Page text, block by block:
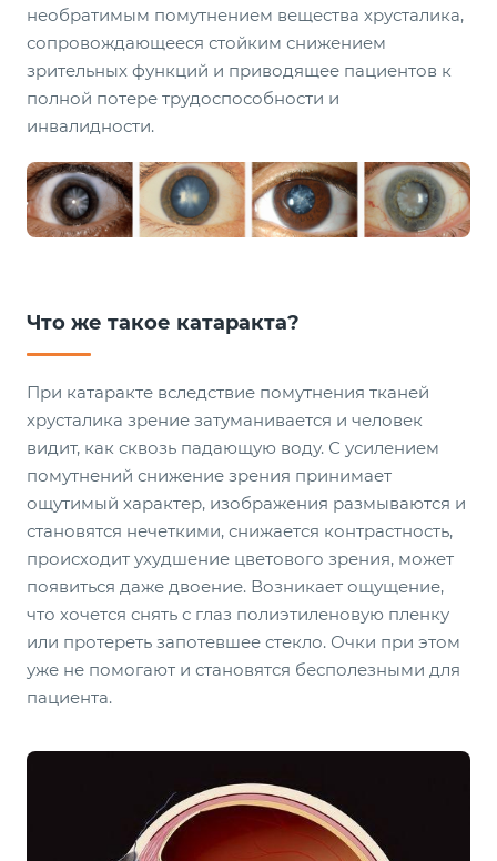
необратимым помутнением вещества хрусталика,
сопровождающееся стойким снижением
зрительных функций и приводящее пациентов к
полной потере трудоспособности и
инвалидности.
Что же такое катаракта?
При катаракте вследствие помутнения тканей
хрусталика зрение затуманивается и человек
видит, как сквозь падающую воду. С усилением
помутнений снижение зрения принимает
ощутимый характер, изображения размываются и
становятся нечеткими, снижается контрастность,
происходит ухудшение цветового зрения, может
появиться даже двоение. Возникает ощущение,
что хочется снять с глаз полиэтиленовую пленку
или протереть запотевшее стекло. Очки при этом
уже не помогают и становятся бесполезными для
пациента.